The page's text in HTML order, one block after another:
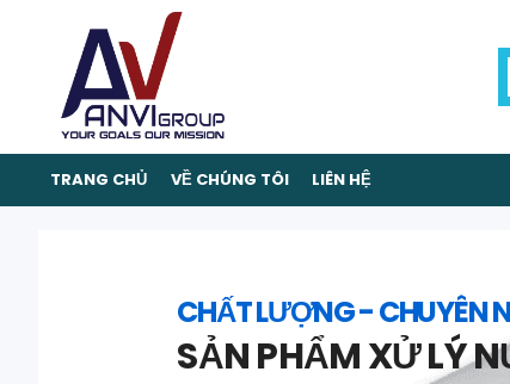
TRANG CHỦ VỀ CHÚNG TÔI LIÊN HỆ
CHẤT LƯỢNG - CHUYÊN
SẢN PHẨM XỬ LÝ